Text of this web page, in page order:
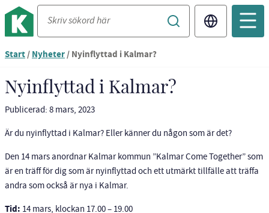
Translate
Du
nu
vid
innehållet
Start/Nyheter/Nyinflyttad i Kalmar?
Nyinflyttad i Kalmar?
Publicerad: 8 mars, 2023
Är du nyinflyttad i Kalmar? Eller känner du någon som är det?
Den 14 mars anordnar Kalmar kommun ”Kalmar Come Together” som
är en träff för dig som är nyinflyttad och ett utmärkt tillfälle att träffa
andra som också är nya i Kalmar.
Tid: 14 mars, klockan 17.00 – 19.00